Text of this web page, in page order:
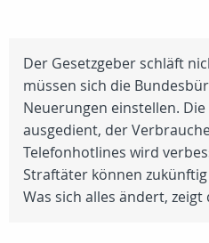
Der Gesetzgeber schläft
müssen sich die
Neuerungen einstellen.
ausgedient, der
Telefonhotlines wird
Straftäter können
Was sich alles ändert,